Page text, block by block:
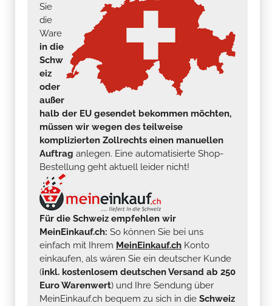
Sie
die
Ware
in die
Schw
eiz
oder
außer
halb der EU gesendet bekommen möchten,
müssen wir wegen des teilweise
komplizierten Zollrechts einen manuellen
Auftrag anlegen. Eine automatisierte Shop-
Bestellung geht aktuell leider nicht!
Für die Schweiz empfehlen wir
MeinEinkauf.ch: So können Sie bei uns
einfach mit Ihrem MeinEinkauf.ch Konto
einkaufen, als wären Sie ein deutscher Kunde
(inkl. kostenlosem deutschen Versand ab 250
Euro Warenwert) und Ihre Sendung über
MeinEinkauf.ch bequem zu sich in die Schweiz